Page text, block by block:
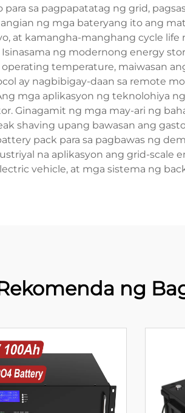
sa pagpapatatag ng grid,
ng mga bateryang ito ang
at kamangha-manghang cycle life
ng modernong energy
temperature, maiwasan
ay nagbibigay-daan sa remote
mga aplikasyon ng teknolohiya
Ginagamit ng mga may-ari ng
shaving upang bawasan ang
pack para sa pagbawas ng
na aplikasyon ang grid-scale
vehicle, at mga sistema ng
ng